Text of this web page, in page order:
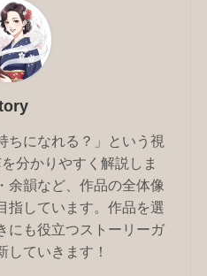
ちになれる？」という視
分かりやすく解説しま
余韻など、作品の全体像
指しています。作品を選
にも役立つストーリーガ
していきます！